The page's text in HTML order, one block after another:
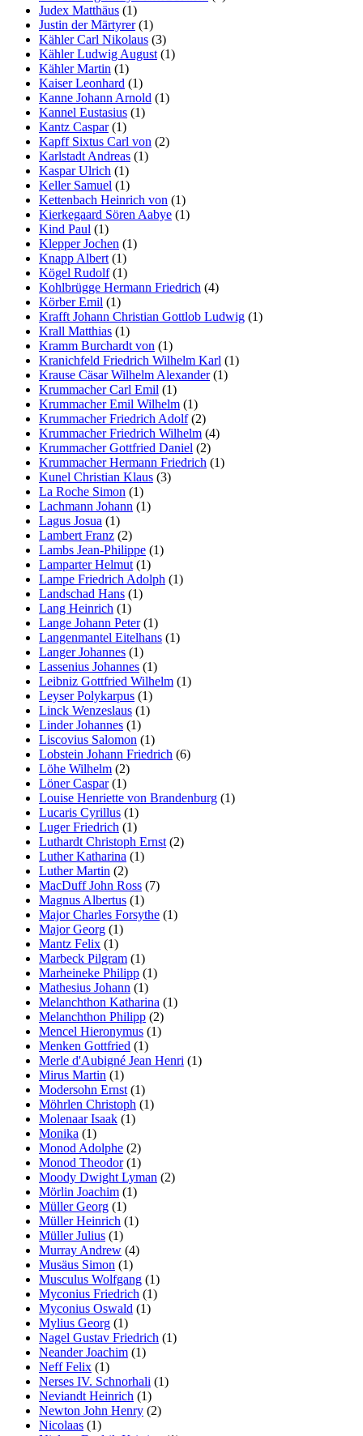
Judex Matthäus (1)
Justin der Märtyrer(1)
Kähler Carl Nikolaus (3)
Kähler Ludwig August (1)
Kähler Martin (1)
Kaiser Leonhard (1)
Kanne Johann Arnold (1)
Kannel Eustasius (1)
Kantz Caspar(1)
Kapff Sixtus Carl von (2)
Karlstadt Andreas (1)
Kaspar Ulrich (1)
Keller Samuel (1)
Kettenbach Heinrich von (1)
Kierkegaard Sören Aabye (1)
Kind Paul (1)
Klepper Jochen (1)
Knapp Albert (1)
Kögel Rudolf(1)
Kohlbrügge Hermann Friedrich (4)
Körber Emil (1)
Krafft Johann Christian Gottlob Ludwig (1)
Krall Matthias (1)
Kramm Burchardt von (1)
Kranichfeld Friedrich Wilhelm Karl (1)
Krause Cäsar Wilhelm Alexander(1)
Krummacher Carl Emil (1)
Krummacher Emil Wilhelm (1)
Krummacher Friedrich Adolf(2)
Krummacher Friedrich Wilhelm (4)
Krummacher Gottfried Daniel (2)
Krummacher Hermann Friedrich (1)
Kunel Christian Klaus (3)
La Roche Simon (1)
Lachmann Johann (1)
Lagus Josua (1)
Lambert Franz (2)
Lambs Jean-Philippe (1)
Lamparter Helmut (1)
Lampe Friedrich Adolph (1)
Landschad Hans (1)
Lang Heinrich (1)
Lange Johann Peter(1)
Langenmantel Eitelhans (1)
Langer Johannes (1)
Lassenius Johannes (1)
Leibniz Gottfried Wilhelm (1)
Leyser Polykarpus (1)
Linck Wenzeslaus (1)
Linder Johannes (1)
Liscovius Salomon (1)
Lobstein Johann Friedrich (6)
Löhe Wilhelm (2)
Löner Caspar(1)
Louise Henriette von Brandenburg (1)
Lucaris Cyrillus (1)
Luger Friedrich (1)
Luthardt Christoph Ernst (2)
Luther Katharina (1)
Luther Martin (2)
MacDuff John Ross (7)
Magnus Albertus (1)
Major Charles Forsythe (1)
Major Georg (1)
Mantz Felix (1)
Marbeck Pilgram (1)
Marheineke Philipp (1)
Mathesius Johann (1)
Melanchthon Katharina (1)
Melanchthon Philipp (2)
Mencel Hieronymus (1)
Menken Gottfried (1)
Merle d'Aubigné Jean Henri (1)
Mirus Martin (1)
Modersohn Ernst (1)
Möhrlen Christoph (1)
Molenaar Isaak (1)
Monika (1)
Monod Adolphe (2)
Monod Theodor(1)
Moody Dwight Lyman (2)
Mörlin Joachim (1)
Müller Georg (1)
Müller Heinrich (1)
Müller Julius (1)
Murray Andrew (4)
Musäus Simon (1)
Musculus Wolfgang (1)
Myconius Friedrich (1)
Myconius Oswald (1)
Mylius Georg (1)
Nagel Gustav Friedrich (1)
Neander Joachim (1)
Neff Felix (1)
Nerses IV. Schnorhali (1)
Neviandt Heinrich (1)
Newton John Henry (2)
Nicolaas (1)